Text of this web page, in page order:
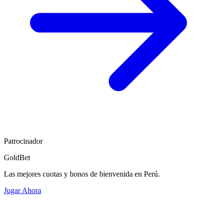
Patrocinador
GoldBet
Las mejores cuotas y bonos de bienvenida en Perú.
Jugar Ahora